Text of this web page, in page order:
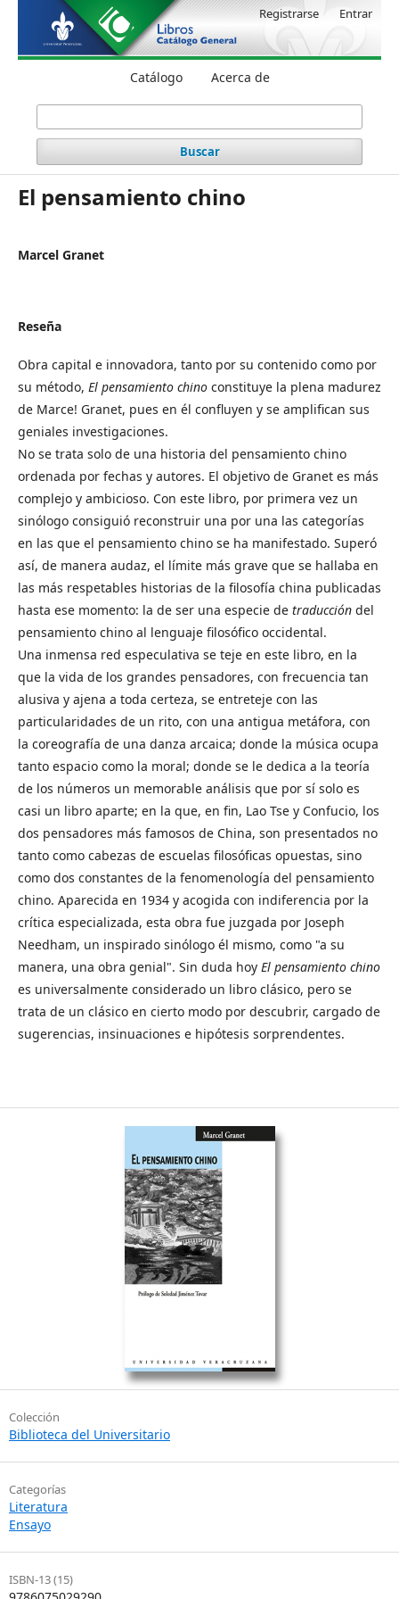
Catálogo Acerca de
Buscar
Registrarse Entrar
El pensamiento chino
Marcel Granet
Reseña
Obra capital e innovadora, tanto por su contenido como por
su método, El pensamiento chino constituye la plena madurez
de Marce! Granet, pues en él confluyen y se amplifican sus
geniales investigaciones.
No se trata solo de una historia del pensamiento chino
ordenada por fechas y autores. El objetivo de Granet es más
complejo y ambicioso. Con este libro, por primera vez un
sinólogo consiguió reconstruir una por una las categorías
en las que el pensamiento chino se ha manifestado. Superó
así, de manera audaz, el límite más grave que se hallaba en
las más respetables historias de la filosofía china publicadas
hasta ese momento: la de ser una especie de traducción del
pensamiento chino al lenguaje filosófico occidental.
Una inmensa red especulativa se teje en este libro, en la
que la vida de los grandes pensadores, con frecuencia tan
alusiva y ajena a toda certeza, se entreteje con las
particularidades de un rito, con una antigua metáfora, con
la coreografía de una danza arcaica; donde la música ocupa
tanto espacio como la moral; donde se le dedica a la teoría
de los números un memorable análisis que por sí solo es
casi un libro aparte; en la que, en fin, Lao Tse y Confucio, los
dos pensadores más famosos de China, son presentados no
tanto como cabezas de escuelas filosóficas opuestas, sino
como dos constantes de la fenomenología del pensamiento
chino. Aparecida en 1934 y acogida con indiferencia por la
crítica especializada, esta obra fue juzgada por Joseph
Needham, un inspirado sinólogo él mismo, como "a su
manera, una obra genial". Sin duda hoy El pensamiento chino
es universalmente considerado un libro clásico, pero se
trata de un clásico en cierto modo por descubrir, cargado de
sugerencias, insinuaciones e hipótesis sorprendentes.
Colección
Biblioteca del Universitario
Categorías
Literatura
Ensayo
ISBN-13 (15)